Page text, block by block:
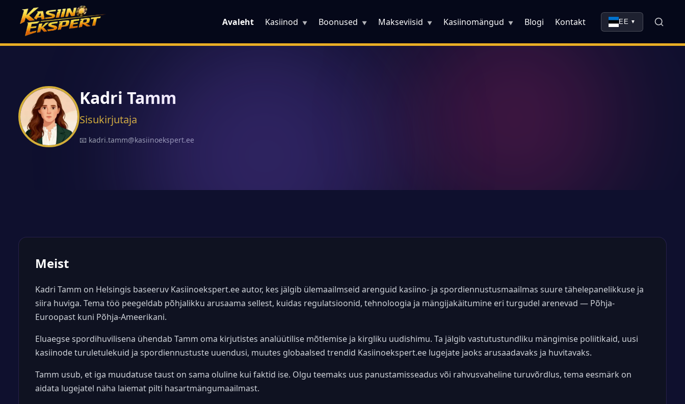
Avaleht Kasiinod ▼ Boonused ▼ Makseviisid ▼ Kasiinomängud ▼ Blogi Kontakt EE ▼
Kadri Tamm
Sisukirjutaja
📧 kadri.tamm@kasiinoekspert.ee
Meist
Kadri Tamm on Helsingis baseeruv Kasiinoekspert.ee autor, kes jälgib ülemaailmseid arenguid kasiino- ja spordiennustusmaailmas suure tähelepanelikkuse ja
siira huviga. Tema töö peegeldab põhjalikku arusaama sellest, kuidas regulatsioonid, tehnoloogia ja mängijakäitumine eri turgudel arenevad — Põhja-
Euroopast kuni Põhja-Ameerikani.
Eluaegse spordihuvilisena ühendab Tamm oma kirjutistes analüütilise mõtlemise ja kirgliku uudishimu. Ta jälgib vastutustundliku mängimise poliitikaid, uusi
kasiinode turuletulekuid ja spordiennustuste uuendusi, muutes globaalsed trendid Kasiinoekspert.ee lugejate jaoks arusaadavaks ja huvitavaks.
Tamm usub, et iga muudatuse taust on sama oluline kui faktid ise. Olgu teemaks uus panustamisseadus või rahvusvaheline turuvõrdlus, tema eesmärk on
aidata lugejatel näha laiemat pilti hasartmängumaailmast.